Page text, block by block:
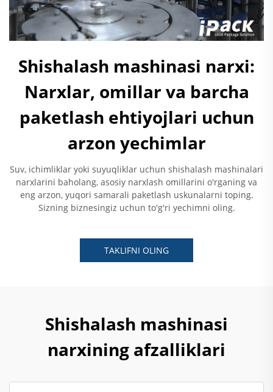
Shishalash mashinasi narxi:
Narxlar, omillar va barcha
paketlash ehtiyojlari uchun
arzon yechimlar
Suv, ichimliklar yoki suyuqliklar uchun shishalash mashinalari
narxlarini baholang, asosiy narxlash omillarini o'rganing va
eng arzon, yuqori samarali paketlash uskunalarni toping.
Sizning biznesingiz uchun to'g'ri yechimni oling.
TAKLIFNI OLING
Shishalash mashinasi
narxining afzalliklari